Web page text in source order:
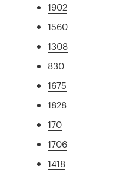
1902
1560
1308
830
1675
1828
170
1706
1418